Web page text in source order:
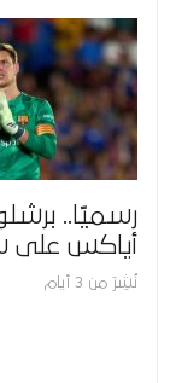
رسميًا..
أياكس على
نُشِرَ من 3 أيام